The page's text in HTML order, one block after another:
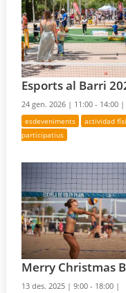
Esports al Barri
24 gen. 2026 | 11:00 - 14:00 |
esdeveniments actividad
participatius
Merry Christmas
13 des. 2025 |9:00 - 18:00 |